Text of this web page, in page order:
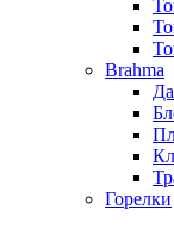
Brahma
Горелки